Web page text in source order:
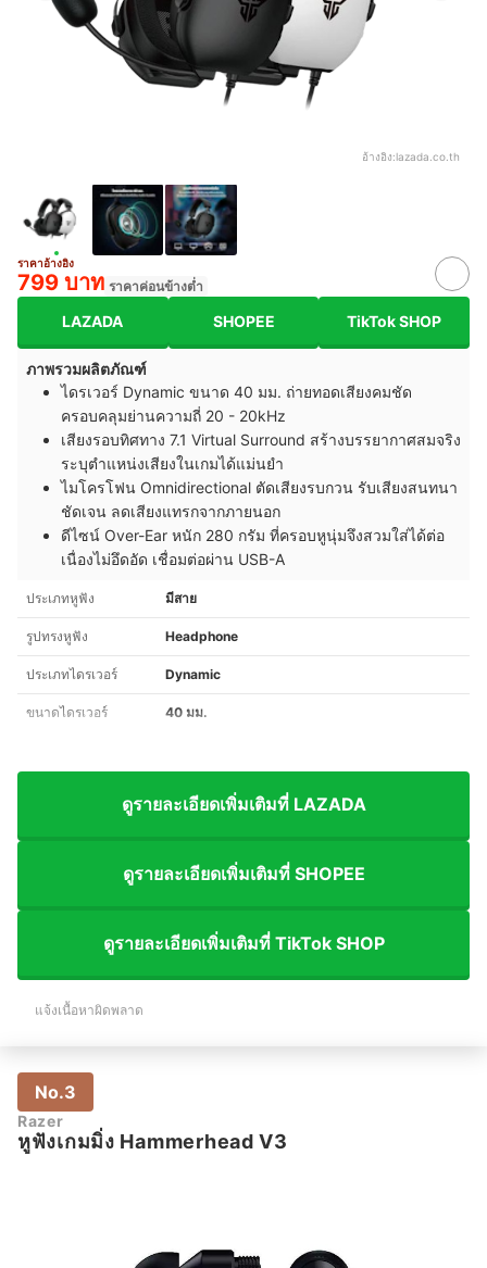
อ้างอิง:lazada.co.th
ราคาอ้างอิง
799 บาท ราคาค่อนข้างต่ำ
LAZADA SHOPEE TikTok SHOP
ภาพรวมผลิตภัณฑ์
ไดรเวอร์ Dynamic ขนาด 40 มม. ถ่ายทอดเสียงคมชัด
ครอบคลุมย่านความถี่ 20 - 20kHz
เสียงรอบทิศทาง 7.1 Virtual Surround สร้างบรรยากาศสมจริง
ระบุตำแหน่งเสียงในเกมได้แม่นยำ
ไมโครโฟน Omnidirectional ตัดเสียงรบกวน รับเสียงสนทนา
ชัดเจน ลดเสียงแทรกจากภายนอก
ดีไซน์ Over-Ear หนัก 280 กรัม ที่ครอบหูนุ่มจึงสวมใส่ได้ต่อ
เนื่องไม่อึดอัด เชื่อมต่อผ่าน USB-A
ประเภทหูฟัง มีสาย
รูปทรงหูฟัง Headphone
ประเภทไดรเวอร์ Dynamic
ขนาดไดรเวอร์ 40 มม.
ดูรายละเอียดเพิ่มเติมที่ LAZADA
ดูรายละเอียดเพิ่มเติมที่ SHOPEE
ดูรายละเอียดเพิ่มเติมที่ TikTok SHOP
แจ้งเนื้อหาผิดพลาด
No.3
Razer
หูฟังเกมมิ่ง Hammerhead V3